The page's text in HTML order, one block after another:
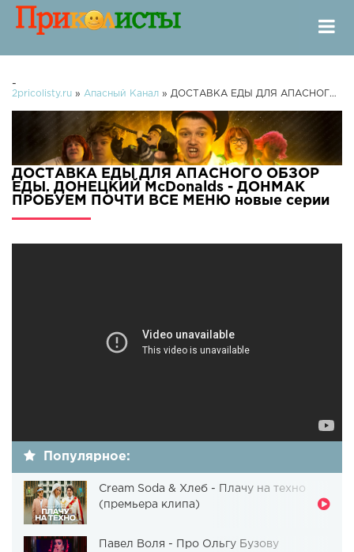
-
2pricolisty.ru » Апасный Канал » ДОСТАВКА ЕДЫ ДЛЯ АПАСНОГО ОБЗОР ЕДЫ. ДОНЕЦКИЙ McDonalds - ДОНМАК ПРОБУЕМ ПОЧТИ ВСЕ МЕНЮ
ДОСТАВКА ЕДЫ ДЛЯ АПАСНОГО ОБЗОР
ЕДЫ. ДОНЕЦКИЙ McDonalds - ДОНМАК
ПРОБУЕМ ПОЧТИ ВСЕ МЕНЮ новые серии
Популярное:
Cream Soda & Хлеб - Плачу на техно
(премьера клипа)
Павел Воля - Про Ольгу Бузову